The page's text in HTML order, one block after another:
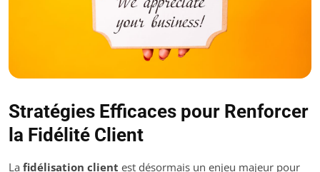
Stratégies Efficaces pour Renforcer
la Fidélité Client
La fidélisation client est désormais un enjeu majeur pour